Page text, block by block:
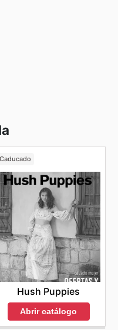
Caducado
Hush Puppies
Abrir catálogo